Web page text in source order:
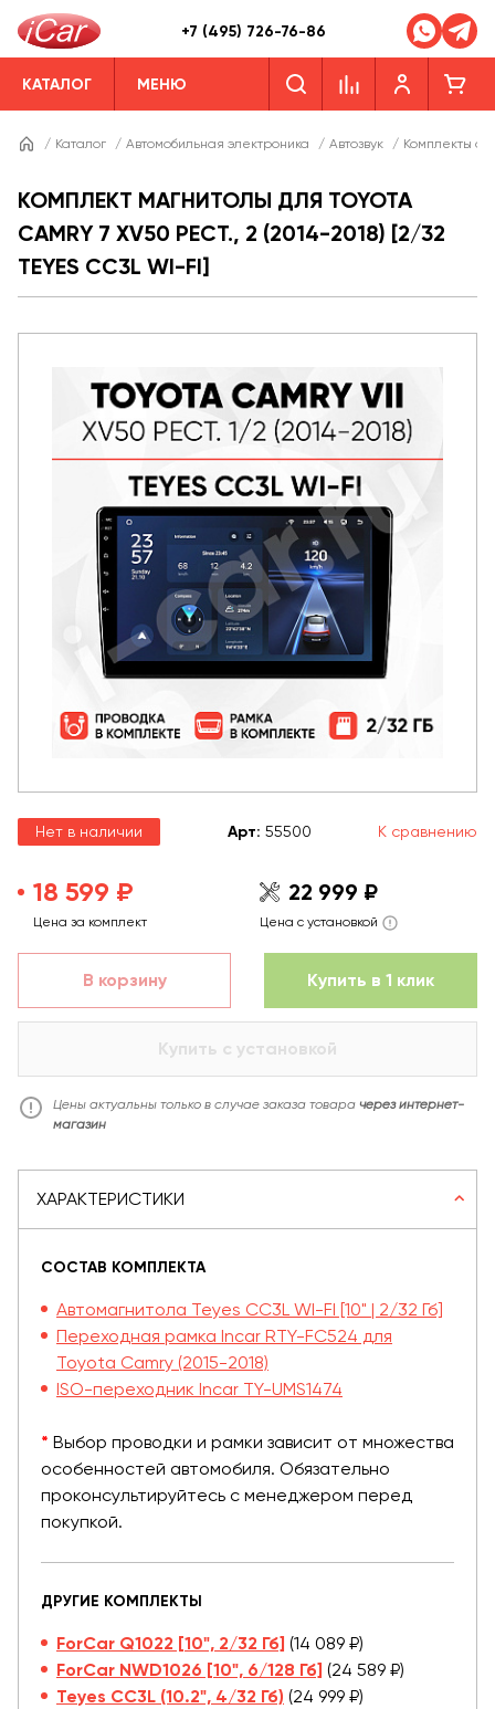
+7 (495) 726-76-86
КАТАЛОГ МЕНЮ
/ Каталог / Автомобильная электроника / Автозвук / Комплекты
КОМПЛЕКТ МАГНИТОЛЫ ДЛЯ TOYOTA
CAMRY 7 XV50 РЕСТ., 2 (2014-2018) [2/32
TEYES CC3L WI-FI]
Нет в наличии Арт: 55500 К сравнению
18 599 ₽
Цена за комплект
22 999 ₽
Цена с установкой
В корзину Купить в 1 клик
Купить с установкой
Цены актуальны только в случае заказа товара через интернет-
магазин
ХАРАКТЕРИСТИКИ
СОСТАВ КОМПЛЕКТА
Автомагнитола Teyes CC3L WI-FI [10" | 2/32 Гб]
Переходная рамка Incar RTY-FC524 для
Toyota Camry (2015-2018)
ISO-переходник Incar TY-UMS1474
* Выбор проводки и рамки зависит от множества
особенностей автомобиля. Обязательно
проконсультируйтесь с менеджером перед
покупкой.
ДРУГИЕ КОМПЛЕКТЫ
ForCar Q1022 [10", 2/32 Гб] (14 089 ₽)
ForCar NWD1026 [10", 6/128 Гб] (24 589 ₽)
Teyes CC3L (10.2", 4/32 Гб) (24 999 ₽)